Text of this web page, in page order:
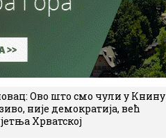
Ово што смо чули у Книну
није демократија, већ
Хрватској